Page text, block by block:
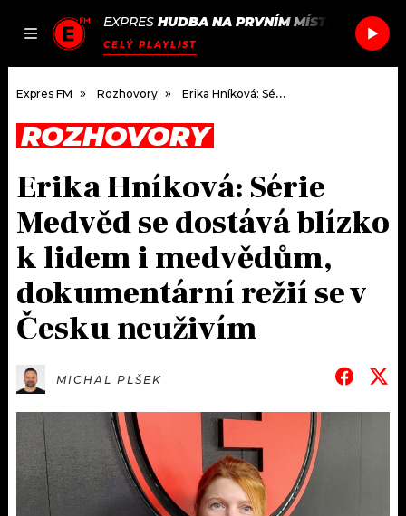
JAK
SEZNAM.CZ
EXPRES HUDBA NA PRVNÍM MÍSTĚ SOMBR
CELÝ PLAYLIST
DOMŮ
ČLÁNKY
HUDBA
ROZHOVORY
#NEBUDUDOMA
KALENDÁŘ
KVÍZY
VIP
PODCASTY
JAK NALADIT
RÁDIO
APLIKACE
PROGRAM
PLAYLIST
JAK NALADIT
SOUTĚŽE
Expres FM Rozhovory Erika Hníková: Série Medvěd se dostává blízko k lidem i medvědům, dokumentární režií se v Česku neuživím
ROZHOVORY
Erika Hníková: Série
Medvěd se dostává blízko
k lidem i medvědům,
dokumentární režií se v
Česku neuživím
MICHAL PLŠEK